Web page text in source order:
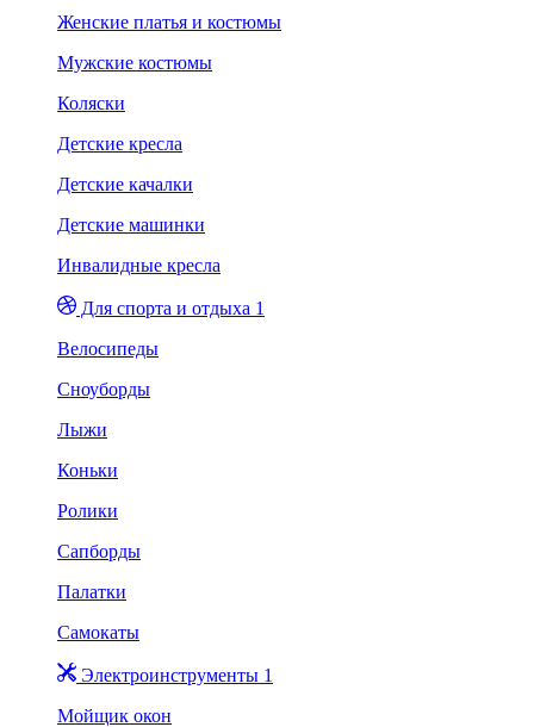
Женские платья и костюмы
Мужские костюмы
Коляски
Детские кресла
Детские качалки
Детские машинки
Инвалидные кресла
Для спорта и отдыха 1
Велосипеды
Сноуборды
Лыжи
Коньки
Ролики
Сапборды
Палатки
Самокаты
Электроинструменты 1
Мойщик окон